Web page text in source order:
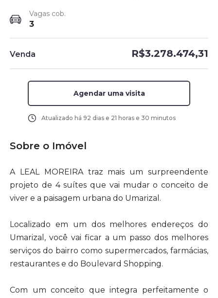
Vagas cob.
3
Venda R$3.278.474,31
Agendar uma visita
Atualizado há 92 dias e 21 horas e 30 minutos
Sobre o Imóvel
A LEAL MOREIRA traz mais um surpreendente
projeto de 4 suítes que vai mudar o conceito de
viver e a paisagem urbana do Umarizal.
Localizado em um dos melhores endereços do
Umarizal, você vai ficar a um passo dos melhores
serviços do bairro como supermercados, farmácias,
restaurantes e do Boulevard Shopping.
Com um conceito que integra perfeitamente o